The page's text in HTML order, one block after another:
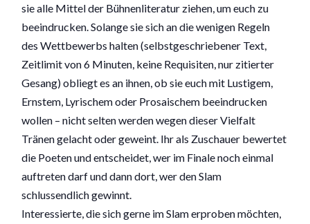
sie alle Mittel der Bühnenliteratur ziehen, um euch zu
beeindrucken. Solange sie sich an die wenigen Regeln
des Wettbewerbs halten (selbstgeschriebener Text,
Zeitlimit von 6 Minuten, keine Requisiten, nur zitierter
Gesang) obliegt es an ihnen, ob sie euch mit Lustigem,
Ernstem, Lyrischem oder Prosaischem beeindrucken
wollen – nicht selten werden wegen dieser Vielfalt
Tränen gelacht oder geweint. Ihr als Zuschauer bewertet
die Poeten und entscheidet, wer im Finale noch einmal
auftreten darf und dann dort, wer den Slam
schlussendlich gewinnt.
Interessierte, die sich gerne im Slam erproben möchten,